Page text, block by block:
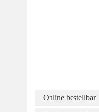
Online bestellbar